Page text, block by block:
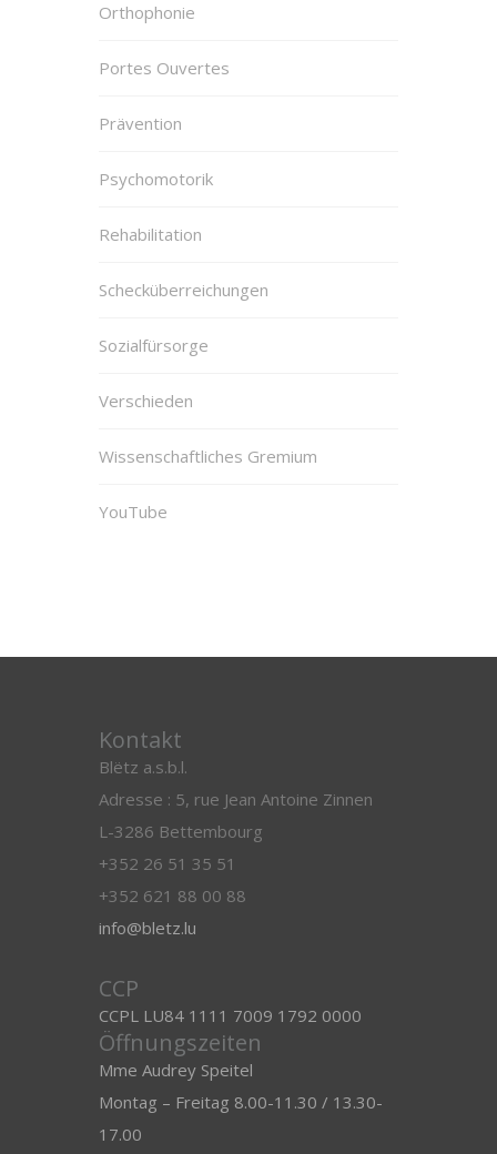
Orthophonie
Portes Ouvertes
Prävention
Psychomotorik
Rehabilitation
Schecküberreichungen
Sozialfürsorge
Verschieden
Wissenschaftliches Gremium
YouTube
Kontakt
Blëtz a.s.b.l.
Adresse : 5, rue Jean Antoine Zinnen
L-3286 Bettembourg
+352 26 51 35 51
+352 621 88 00 88
info@bletz.lu
CCP
CCPL LU84 1111 7009 1792 0000
Öffnungszeiten
Mme Audrey Speitel
Montag – Freitag 8.00-11.30 / 13.30-
17.00